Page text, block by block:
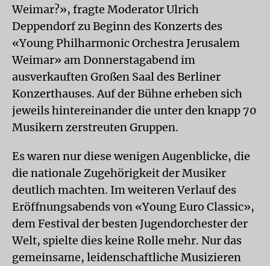
Weimar?», fragte Moderator Ulrich
Deppendorf zu Beginn des Konzerts des
«Young Philharmonic Orchestra Jerusalem
Weimar» am Donnerstagabend im
ausverkauften Großen Saal des Berliner
Konzerthauses. Auf der Bühne erheben sich
jeweils hintereinander die unter den knapp 70
Musikern zerstreuten Gruppen.
Es waren nur diese wenigen Augenblicke, die
die nationale Zugehörigkeit der Musiker
deutlich machten. Im weiteren Verlauf des
Eröffnungsabends von «Young Euro Classic»,
dem Festival der besten Jugendorchester der
Welt, spielte dies keine Rolle mehr. Nur das
gemeinsame, leidenschaftliche Musizieren